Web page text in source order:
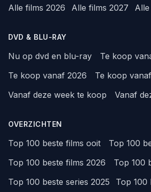
Alle films 2026
Alle films 2027
DVD & BLU-RAY
Nu op dvd en blu-ray
Te koop
Te koop vanaf 2026
Te koop
Vanaf deze week te koop
Vanaf
OVERZICHTEN
Top 100 beste films ooit
Top 100
Top 100 beste films 2026
Top 100
Top 100 beste series 2025
Top 100